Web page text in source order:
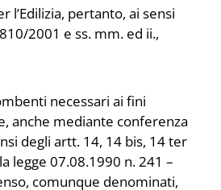
l’Edilizia, pertanto, ai sensi
2001 e ss. mm. ed ii.,
necessari ai fini
anche mediante conferenza
degli artt. 14, 14 bis, 14 ter
legge 07.08.1990 n. 241 –
comunque denominati,